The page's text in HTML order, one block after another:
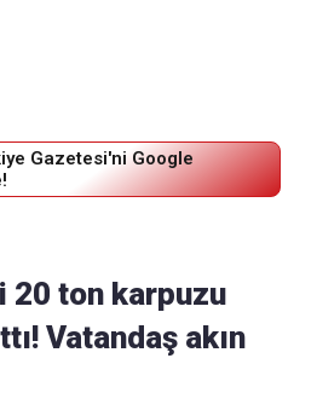
Gazetesi'ni Google
ton karpuzu
Vatandaş akın